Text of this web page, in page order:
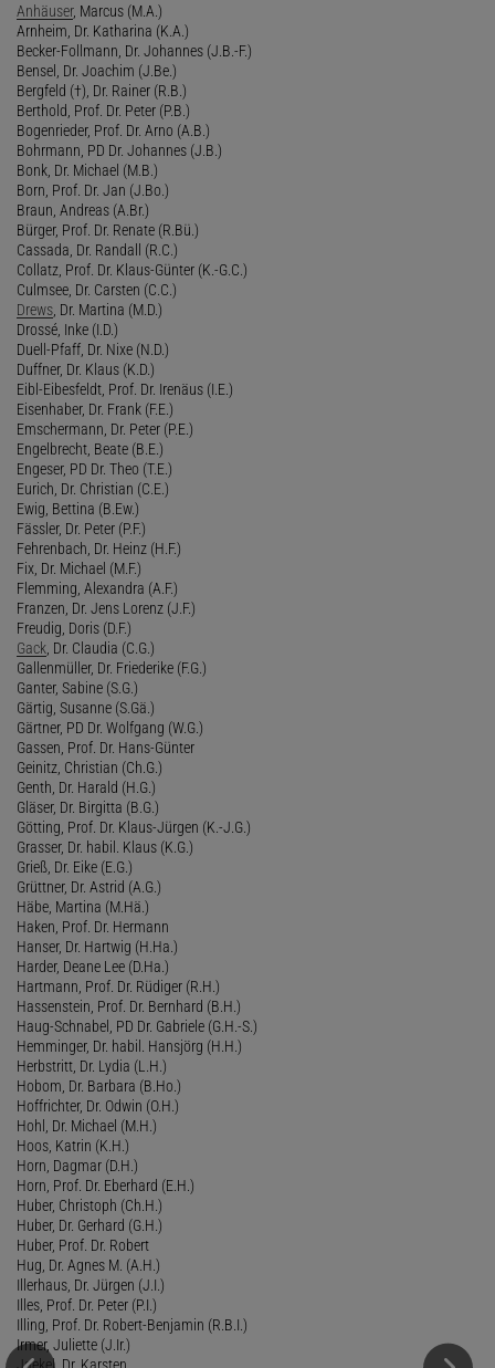
Anhäuser, Marcus (M.A.)
Arnheim, Dr. Katharina (K.A.)
Becker-Follmann, Dr. Johannes (J.B.-F.)
Bensel, Dr. Joachim (J.Be.)
Bergfeld (†), Dr. Rainer (R.B.)
Berthold, Prof. Dr. Peter (P.B.)
Bogenrieder, Prof. Dr. Arno (A.B.)
Bohrmann, PD Dr. Johannes (J.B.)
Bonk, Dr. Michael (M.B.)
Born, Prof. Dr. Jan (J.Bo.)
Braun, Andreas (A.Br.)
Bürger, Prof. Dr. Renate (R.Bü.)
Cassada, Dr. Randall (R.C.)
Collatz, Prof. Dr. Klaus-Günter (K.-G.C.)
Culmsee, Dr. Carsten (C.C.)
Drews , Dr. Martina (M.D.)
Drossé, Inke (I.D.)
Duell-Pfaff, Dr. Nixe (N.D.)
Duffner, Dr. Klaus (K.D.)
Eibl-Eibesfeldt, Prof. Dr. Irenäus (I.E.)
Eisenhaber, Dr. Frank (F.E.)
Emschermann, Dr. Peter (P.E.)
Engelbrecht, Beate (B.E.)
Engeser, PD Dr. Theo (T.E.)
Eurich, Dr. Christian (C.E.)
Ewig, Bettina (B.Ew.)
Fässler, Dr. Peter (P.F.)
Fehrenbach, Dr. Heinz (H.F.)
Fix, Dr. Michael (M.F.)
Flemming, Alexandra (A.F.)
Franzen, Dr. Jens Lorenz (J.F.)
Freudig, Doris (D.F.)
Gack , Dr. Claudia (C.G.)
Gallenmüller, Dr. Friederike (F.G.)
Ganter, Sabine (S.G.)
Gärtig, Susanne (S.Gä.)
Gärtner, PD Dr. Wolfgang (W.G.)
Gassen, Prof. Dr. Hans-Günter
Geinitz, Christian (Ch.G.)
Genth, Dr. Harald (H.G.)
Gläser, Dr. Birgitta (B.G.)
Götting, Prof. Dr. Klaus-Jürgen (K.-J.G.)
Grasser, Dr. habil. Klaus (K.G.)
Grieß, Dr. Eike (E.G.)
Grüttner, Dr. Astrid (A.G.)
Häbe, Martina (M.Hä.)
Haken, Prof. Dr. Hermann
Hanser, Dr. Hartwig (H.Ha.)
Harder, Deane Lee (D.Ha.)
Hartmann, Prof. Dr. Rüdiger (R.H.)
Hassenstein, Prof. Dr. Bernhard (B.H.)
Haug-Schnabel, PD Dr. Gabriele (G.H.-S.)
Hemminger, Dr. habil. Hansjörg (H.H.)
Herbstritt, Dr. Lydia (L.H.)
Hobom, Dr. Barbara (B.Ho.)
Hoffrichter, Dr. Odwin (O.H.)
Hohl, Dr. Michael (M.H.)
Hoos, Katrin (K.H.)
Horn, Dagmar (D.H.)
Horn, Prof. Dr. Eberhard (E.H.)
Huber, Christoph (Ch.H.)
Huber, Dr. Gerhard (G.H.)
Huber, Prof. Dr. Robert
Hug, Dr. Agnes M. (A.H.)
Illerhaus, Dr. Jürgen (J.I.)
Illes, Prof. Dr. Peter (P.I.)
Illing, Prof. Dr. Robert-Benjamin (R.B.I.)
Irmer, Juliette (J.Ir.)
Jaekel , Dr. Karsten